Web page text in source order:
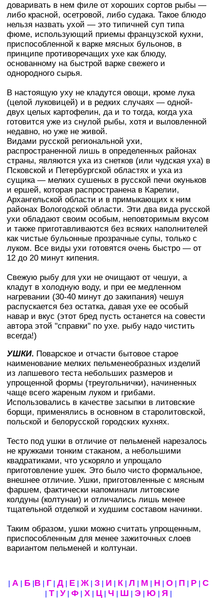
доваривать в нем филе от хороших сортов рыбы —
либо красной, осетровой, либо судака. Такое блюдо
нельзя назвать ухой — это типичней суп типа
фюме, использующий приемы французской кухни,
приспособленной к варке мясных бульонов, в
принципе противоречащих ухе как блюду,
основанному на быстрой варке свежего и
однородного сырья.
В настоящую уху не кладутся овощи, кроме лука
(целой луковицей) и в редких случаях — одной-
двух целых картофелин, да и то тогда, когда уха
готовится уже из снулой рыбы, хотя и выловленной
недавно, но уже не живой.
Видами русской региональной ухи,
распространенной лишь в определенных районах
страны, являются уха из снетков (или чудская уха) в
Псковской и Петербургской областях и уха из
сущика — мелких сушеных в русской печи окуньков
и ершей, которая распространена в Карелии,
Архангельской области и в примыкающих к ним
районах Вологодской области. Эти два вида русской
ухи обладают своим особым, неповторимым вкусом
и также приготавливаются без всяких наполнителей
как чистые бульонные прозрачные супы, только с
луком. Все виды ухи готовятся очень быстро — от
12 до 20 минут кипения.
Свежую рыбу для ухи не очищают от чешуи, а
кладут в холодную воду, и при ее медленном
нагревании (30-40 минут до закипания) чешуя
распускается без остатка, давая ухе ее особый
навар и вкус (этот бред пусть останется на совести
автора этой "справки" по ухе. рыбу надо чистить
всегда!)
УШКИ. Поварское и отчасти бытовое старое
наименование мелких пельменеобразных изделий
из лапшевого теста небольших размеров и
упрощенной формы (треугольнички), начиненных
чаще всего жареным луком и грибами.
Использовались в качестве засыпки в литовские
борщи, применялись в основном в старолитовской,
польской и белорусской городских кухнях.
Тесто под ушки в отличие от пельменей нарезалось
не кружками тонким стаканом, а небольшими
квадратиками, что ускоряло и упрощало
приготовление ушек. Это было чисто формальное,
внешнее отличие. Ушки, приготовленные с мясным
фаршем, фактически напоминали литовские
колдуны (колтунаи) и отличались лишь менее
тщательной отделкой и худшим составом начинки.
Таким образом, ушки можно считать упрощенным,
приспособленным для менее зажиточных слоев
вариантом пельменей и колтунаи.
| А | Б |В | Г | Д | Е | Ж | З | И | К | Л | М | Н | О | П | Р | С
| Т | У| Ф | Х | Ц | Ч | Ш | Э | Ю | Я |